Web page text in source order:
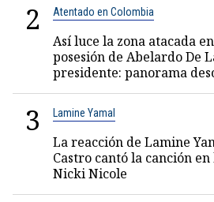
2 Atentado en Colombia
Así luce la zona atacada
posesión de Abelardo De
presidente: panorama
3 Lamine Yamal
La reacción de Lamine
Castro cantó la canción
Nicki Nicole